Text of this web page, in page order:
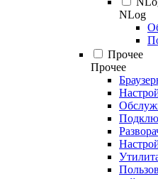
NLog
Прочее
Прочее